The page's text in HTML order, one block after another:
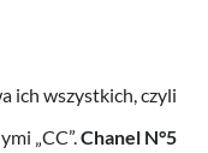
ich wszystkich, czyli
„CC”. Chanel N°5